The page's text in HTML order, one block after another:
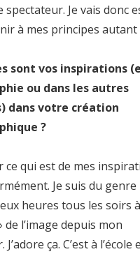
spectateur. Je vais donc
à mes principes autant
sont vos inspirations
ou dans les autres
dans votre création
?
ce qui est de mes
Je suis du genre
heures tous les soirs à
de l’image depuis mon
ça. C’est à l’école